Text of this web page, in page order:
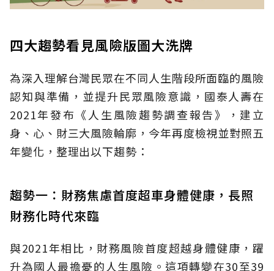
四大趨勢看見風險版圖大洗牌
為深入理解台灣民眾在不同人生階段所面臨的風險
認知與準備，並提升民眾風險意識，國泰人壽在
2021年發布《人生風險趨勢調查報告》，建立
身、心、財三大風險輪廓，今年再度檢視並對照五
年變化，整理出以下趨勢：
趨勢一：財務焦慮首度超車身體健康，長照
財務化時代來臨
與2021年相比，財務風險首度超越身體健康，躍
升為國人最擔憂的人生風險。這項轉變在30至39